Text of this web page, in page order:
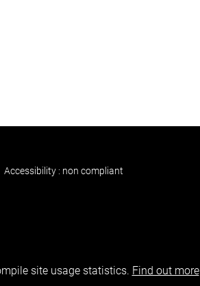
Accessibility : non compliant
site usage statistics. Find out more